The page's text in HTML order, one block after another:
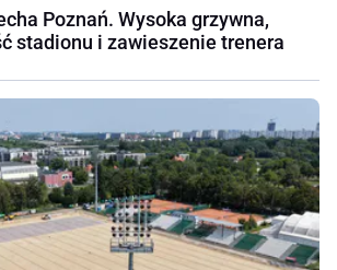
Poznań. Wysoka grzywna,
stadionu i zawieszenie trenera